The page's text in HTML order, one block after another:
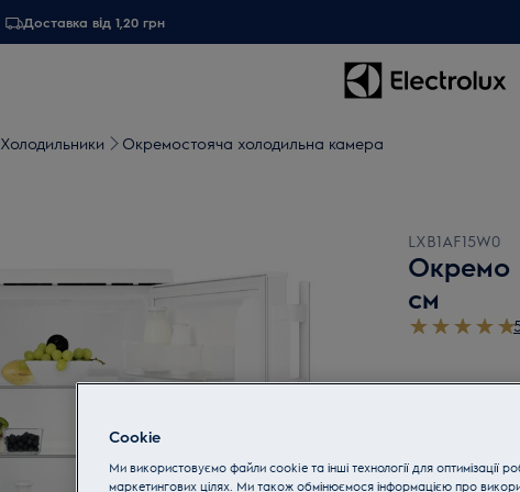
Доставка від 1,20 грн
Холодильники Окремостояча холодильна камера
LXB1AF15W0
Окремо
см
Переваги
Організуйте
Завдяки
Стійкі полиці
Cookie
Ми використовуємо файли cookie та інші технології для оптимізації
маркетингових цілях. Ми також обмінюємося інформацією про